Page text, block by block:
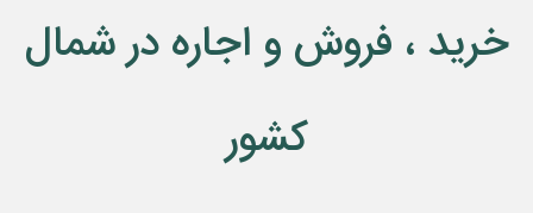
خرید ، فروش و اجاره در شمال
کشور